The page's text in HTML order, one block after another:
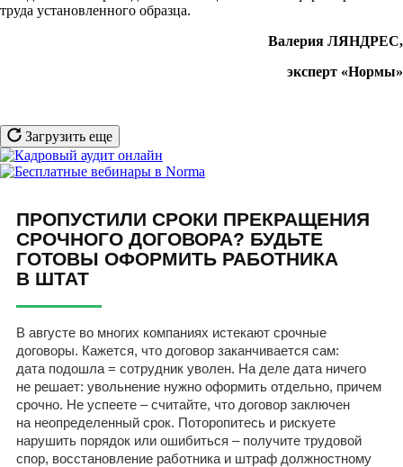
труда установленного образца.
Валерия ЛЯНДРЕС,
эксперт «Нормы»
Загрузить еще
ПРОПУСТИЛИ СРОКИ ПРЕКРАЩЕНИЯ
СРОЧНОГО ДОГОВОРА? БУДЬТЕ
ГОТОВЫ ОФОРМИТЬ РАБОТНИКА
В ШТАТ
В августе во многих компаниях истекают срочные
договоры. Кажется, что договор заканчивается сам:
дата подошла = сотрудник уволен. На деле дата ничего
не решает: увольнение нужно оформить отдельно, причем
срочно. Не успеете – считайте, что договор заключен
на неопределенный срок. Поторопитесь и рискуете
нарушить порядок или ошибиться – получите трудовой
спор, восстановление работника и штраф должностному